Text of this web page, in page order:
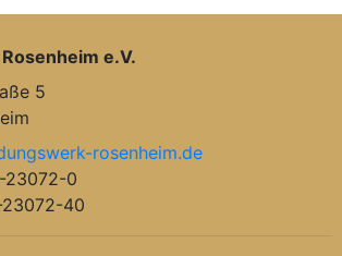
e.V.
5
rosenheim.de
23072-0
40